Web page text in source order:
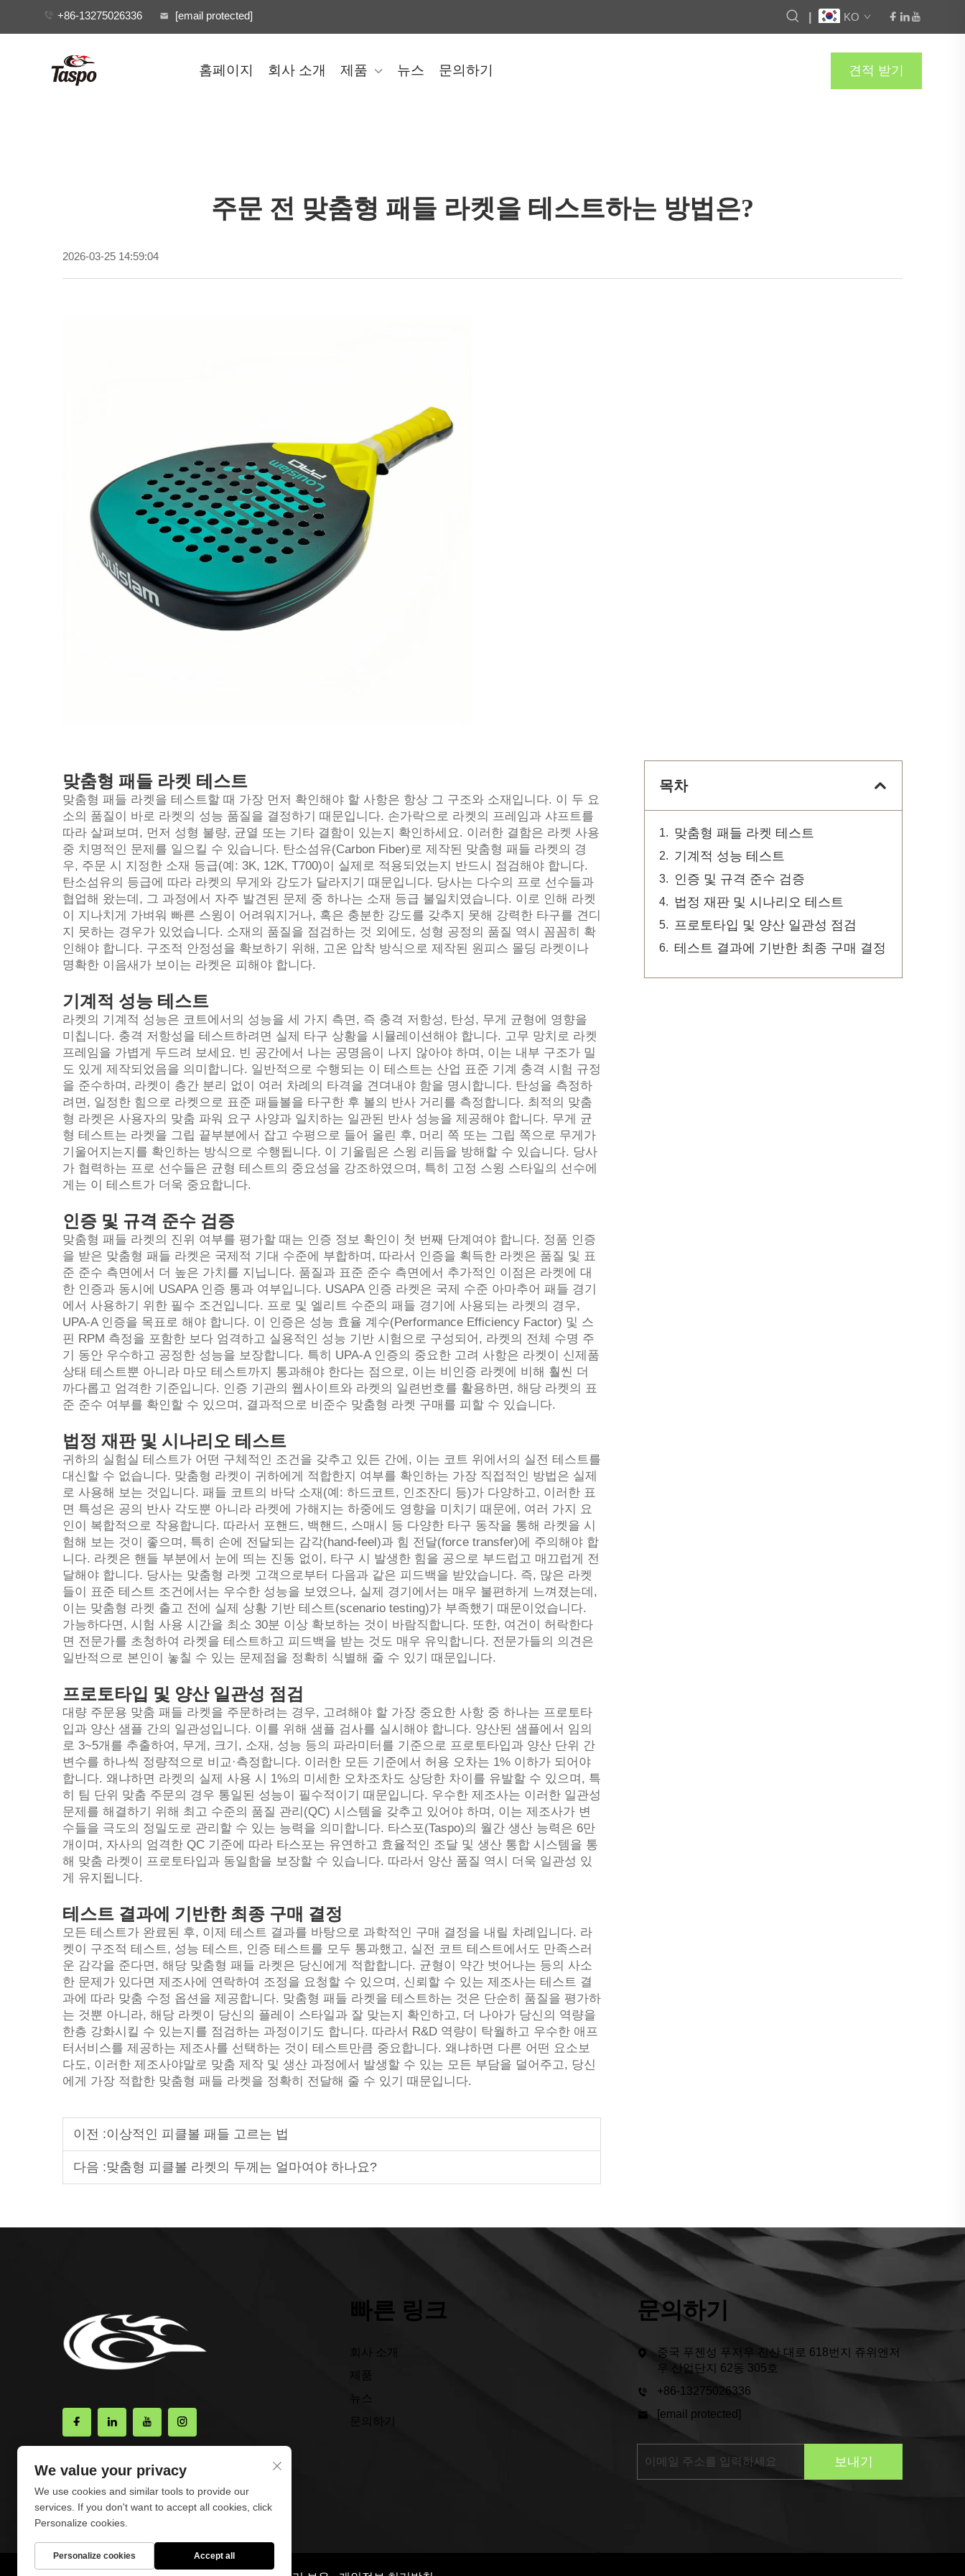
+86-13275026336 [email protected] KO
홈페이지 회사 소개 제품 뉴스 문의하기 견적 받기
주문 전 맞춤형 패들 라켓을 테스트하는 방법은?
2026-03-25 14:59:04
맞춤형 패들 라켓 테스트
맞춤형 패들 라켓을 테스트할 때 가장 먼저 확인해야 할 사항은 항상 그 구조와 소재입니다. 이 두 요
소의 품질이 바로 라켓의 성능 품질을 결정하기 때문입니다. 손가락으로 라켓의 프레임과 샤프트를
따라 살펴보며, 먼저 성형 불량, 균열 또는 기타 결함이 있는지 확인하세요. 이러한 결함은 라켓 사용
중 치명적인 문제를 일으킬 수 있습니다. 탄소섬유(Carbon Fiber)로 제작된 맞춤형 패들 라켓의 경
우, 주문 시 지정한 소재 등급(예: 3K, 12K, T700)이 실제로 적용되었는지 반드시 점검해야 합니다.
탄소섬유의 등급에 따라 라켓의 무게와 강도가 달라지기 때문입니다. 당사는 다수의 프로 선수들과
협업해 왔는데, 그 과정에서 자주 발견된 문제 중 하나는 소재 등급 불일치였습니다. 이로 인해 라켓
이 지나치게 가벼워 빠른 스윙이 어려워지거나, 혹은 충분한 강도를 갖추지 못해 강력한 타구를 견디
지 못하는 경우가 있었습니다. 소재의 품질을 점검하는 것 외에도, 성형 공정의 품질 역시 꼼꼼히 확
인해야 합니다. 구조적 안정성을 확보하기 위해, 고온 압착 방식으로 제작된 원피스 몰딩 라켓이나
명확한 이음새가 보이는 라켓은 피해야 합니다.
기계적 성능 테스트
라켓의 기계적 성능은 코트에서의 성능을 세 가지 측면, 즉 충격 저항성, 탄성, 무게 균형에 영향을
미칩니다. 충격 저항성을 테스트하려면 실제 타구 상황을 시뮬레이션해야 합니다. 고무 망치로 라켓
프레임을 가볍게 두드려 보세요. 빈 공간에서 나는 공명음이 나지 않아야 하며, 이는 내부 구조가 밀
도 있게 제작되었음을 의미합니다. 일반적으로 수행되는 이 테스트는 산업 표준 기계 충격 시험 규정
을 준수하며, 라켓이 층간 분리 없이 여러 차례의 타격을 견뎌내야 함을 명시합니다. 탄성을 측정하
려면, 일정한 힘으로 라켓으로 표준 패들볼을 타구한 후 볼의 반사 거리를 측정합니다. 최적의 맞춤
형 라켓은 사용자의 맞춤 파워 요구 사양과 일치하는 일관된 반사 성능을 제공해야 합니다. 무게 균
형 테스트는 라켓을 그립 끝부분에서 잡고 수평으로 들어 올린 후, 머리 쪽 또는 그립 쪽으로 무게가
기울어지는지를 확인하는 방식으로 수행됩니다. 이 기울림은 스윙 리듬을 방해할 수 있습니다. 당사
가 협력하는 프로 선수들은 균형 테스트의 중요성을 강조하였으며, 특히 고정 스윙 스타일의 선수에
게는 이 테스트가 더욱 중요합니다.
인증 및 규격 준수 검증
맞춤형 패들 라켓의 진위 여부를 평가할 때는 인증 정보 확인이 첫 번째 단계여야 합니다. 정품 인증
을 받은 맞춤형 패들 라켓은 국제적 기대 수준에 부합하며, 따라서 인증을 획득한 라켓은 품질 및 표
준 준수 측면에서 더 높은 가치를 지닙니다. 품질과 표준 준수 측면에서 추가적인 이점은 라켓에 대
한 인증과 동시에 USAPA 인증 통과 여부입니다. USAPA 인증 라켓은 국제 수준 아마추어 패들 경기
에서 사용하기 위한 필수 조건입니다. 프로 및 엘리트 수준의 패들 경기에 사용되는 라켓의 경우,
UPA-A 인증을 목표로 해야 합니다. 이 인증은 성능 효율 계수(Performance Efficiency Factor) 및 스
핀 RPM 측정을 포함한 보다 엄격하고 실용적인 성능 기반 시험으로 구성되어, 라켓의 전체 수명 주
기 동안 우수하고 공정한 성능을 보장합니다. 특히 UPA-A 인증의 중요한 고려 사항은 라켓이 신제품
상태 테스트뿐 아니라 마모 테스트까지 통과해야 한다는 점으로, 이는 비인증 라켓에 비해 훨씬 더
까다롭고 엄격한 기준입니다. 인증 기관의 웹사이트와 라켓의 일련번호를 활용하면, 해당 라켓의 표
준 준수 여부를 확인할 수 있으며, 결과적으로 비준수 맞춤형 라켓 구매를 피할 수 있습니다.
법정 재판 및 시나리오 테스트
귀하의 실험실 테스트가 어떤 구체적인 조건을 갖추고 있든 간에, 이는 코트 위에서의 실전 테스트를
대신할 수 없습니다. 맞춤형 라켓이 귀하에게 적합한지 여부를 확인하는 가장 직접적인 방법은 실제
로 사용해 보는 것입니다. 패들 코트의 바닥 소재(예: 하드코트, 인조잔디 등)가 다양하고, 이러한 표
면 특성은 공의 반사 각도뿐 아니라 라켓에 가해지는 하중에도 영향을 미치기 때문에, 여러 가지 요
인이 복합적으로 작용합니다. 따라서 포핸드, 백핸드, 스매시 등 다양한 타구 동작을 통해 라켓을 시
험해 보는 것이 좋으며, 특히 손에 전달되는 감각(hand-feel)과 힘 전달(force transfer)에 주의해야 합
니다. 라켓은 핸들 부분에서 눈에 띄는 진동 없이, 타구 시 발생한 힘을 공으로 부드럽고 매끄럽게 전
달해야 합니다. 당사는 맞춤형 라켓 고객으로부터 다음과 같은 피드백을 받았습니다. 즉, 많은 라켓
들이 표준 테스트 조건에서는 우수한 성능을 보였으나, 실제 경기에서는 매우 불편하게 느껴졌는데,
이는 맞춤형 라켓 출고 전에 실제 상황 기반 테스트(scenario testing)가 부족했기 때문이었습니다.
가능하다면, 시험 사용 시간을 최소 30분 이상 확보하는 것이 바람직합니다. 또한, 여건이 허락한다
면 전문가를 초청하여 라켓을 테스트하고 피드백을 받는 것도 매우 유익합니다. 전문가들의 의견은
일반적으로 본인이 놓칠 수 있는 문제점을 정확히 식별해 줄 수 있기 때문입니다.
프로토타입 및 양산 일관성 점검
대량 주문용 맞춤 패들 라켓을 주문하려는 경우, 고려해야 할 가장 중요한 사항 중 하나는 프로토타
입과 양산 샘플 간의 일관성입니다. 이를 위해 샘플 검사를 실시해야 합니다. 양산된 샘플에서 임의
로 3~5개를 추출하여, 무게, 크기, 소재, 성능 등의 파라미터를 기준으로 프로토타입과 양산 단위 간
변수를 하나씩 정량적으로 비교·측정합니다. 이러한 모든 기준에서 허용 오차는 1% 이하가 되어야
합니다. 왜냐하면 라켓의 실제 사용 시 1%의 미세한 오차조차도 상당한 차이를 유발할 수 있으며, 특
히 팀 단위 맞춤 주문의 경우 통일된 성능이 필수적이기 때문입니다. 우수한 제조사는 이러한 일관성
문제를 해결하기 위해 최고 수준의 품질 관리(QC) 시스템을 갖추고 있어야 하며, 이는 제조사가 변
수들을 극도의 정밀도로 관리할 수 있는 능력을 의미합니다. 타스포(Taspo)의 월간 생산 능력은 6만
개이며, 자사의 엄격한 QC 기준에 따라 타스포는 유연하고 효율적인 조달 및 생산 통합 시스템을 통
해 맞춤 라켓이 프로토타입과 동일함을 보장할 수 있습니다. 따라서 양산 품질 역시 더욱 일관성 있
게 유지됩니다.
테스트 결과에 기반한 최종 구매 결정
모든 테스트가 완료된 후, 이제 테스트 결과를 바탕으로 과학적인 구매 결정을 내릴 차례입니다. 라
켓이 구조적 테스트, 성능 테스트, 인증 테스트를 모두 통과했고, 실전 코트 테스트에서도 만족스러
운 감각을 준다면, 해당 맞춤형 패들 라켓은 당신에게 적합합니다. 균형이 약간 벗어나는 등의 사소
한 문제가 있다면 제조사에 연락하여 조정을 요청할 수 있으며, 신뢰할 수 있는 제조사는 테스트 결
과에 따라 맞춤 수정 옵션을 제공합니다. 맞춤형 패들 라켓을 테스트하는 것은 단순히 품질을 평가하
는 것뿐 아니라, 해당 라켓이 당신의 플레이 스타일과 잘 맞는지 확인하고, 더 나아가 당신의 역량을
한층 강화시킬 수 있는지를 점검하는 과정이기도 합니다. 따라서 R&D 역량이 탁월하고 우수한 애프
터서비스를 제공하는 제조사를 선택하는 것이 테스트만큼 중요합니다. 왜냐하면 다른 어떤 요소보
다도, 이러한 제조사야말로 맞춤 제작 및 생산 과정에서 발생할 수 있는 모든 부담을 덜어주고, 당신
에게 가장 적합한 맞춤형 패들 라켓을 정확히 전달해 줄 수 있기 때문입니다.
이전 :이상적인 피클볼 패들 고르는 법
다음 :맞춤형 피클볼 라켓의 두께는 얼마여야 하나요?
목차
맞춤형 패들 라켓 테스트
기계적 성능 테스트
인증 및 규격 준수 검증
법정 재판 및 시나리오 테스트
프로토타입 및 양산 일관성 점검
테스트 결과에 기반한 최종 구매 결정
빠른 링크
회사 소개
제품
뉴스
문의하기
문의하기
중국 푸젠성 푸저우 진산 대로 618번지 쥬위엔저
우 산업단지 62동 305호
+86-13275026336
[email protected]
보내기
We value your privacy
We use cookies and similar tools to provide our
services. If you don't want to accept all cookies, click
Personalize cookies.
Personalize cookies Accept all